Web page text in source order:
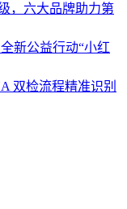
，六大品牌助力第
新公益行动“小红
双检流程精准识别